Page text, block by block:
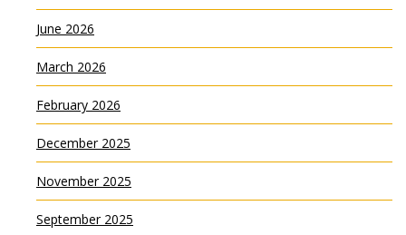
June 2026
March 2026
February 2026
December 2025
November 2025
September 2025